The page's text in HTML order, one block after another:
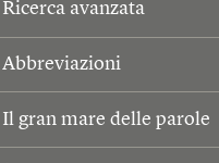
Ricerca avanzata
Abbreviazioni
Il gran mare delle parole